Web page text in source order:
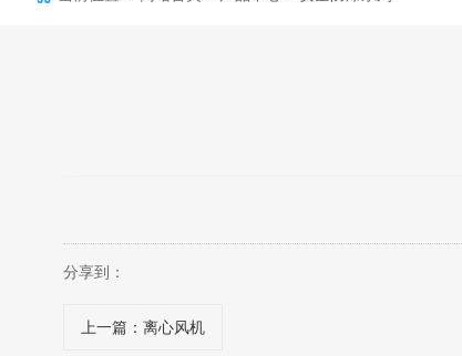
分享到：
上一篇 ：离心风机